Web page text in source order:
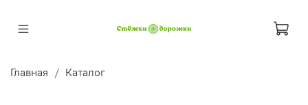
Главная Каталог